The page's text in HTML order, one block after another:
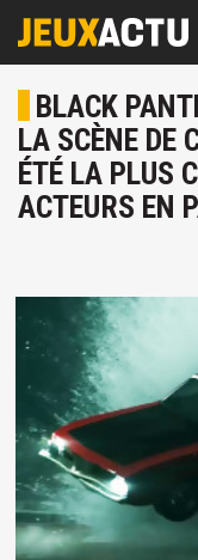
BLACK
LA SCÈNE DE
ÉTÉ LA PLUS
ACTEURS EN